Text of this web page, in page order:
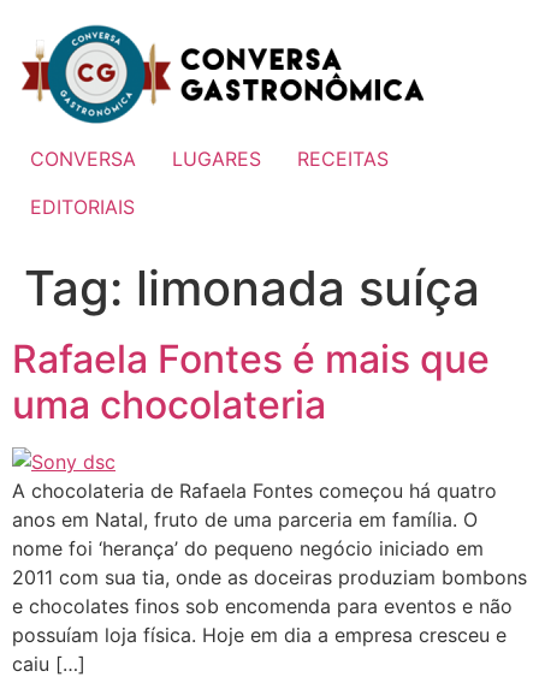
para
conteúdo
CONVERSA LUGARES
RECEITAS
EDITORIAIS
Tag: limonada suíça
Rafaela Fontes é mais que
uma chocolateria
A chocolateria de Rafaela Fontes começou há quatro
anos em Natal, fruto de uma parceria em família. O
nome foi ‘herança’ do pequeno negócio iniciado em
2011 com sua tia, onde as doceiras produziam bombons
e chocolates finos sob encomenda para eventos e não
possuíam loja física. Hoje em dia a empresa cresceu e
caiu […]